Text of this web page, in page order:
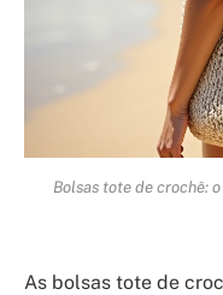
Bolsas tote de crochê:
As bolsas tote de